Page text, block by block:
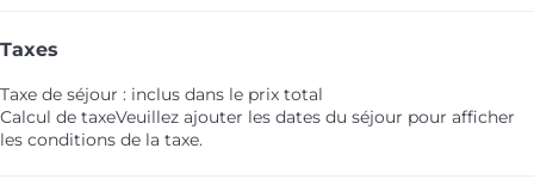
Taxes
Taxe de séjour : inclus dans le prix total
Calcul de taxeVeuillez ajouter les dates du séjour pour afficher
les conditions de la taxe.